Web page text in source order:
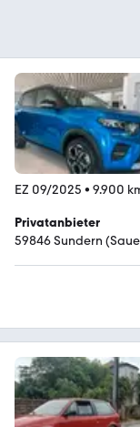
EZ 09/2025 • 9.900
Privatanbieter
59846 Sundern